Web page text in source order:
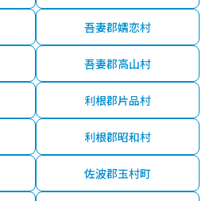
吾妻郡嬬恋村
吾妻郡高山村
利根郡片品村
利根郡昭和村
佐波郡玉村町